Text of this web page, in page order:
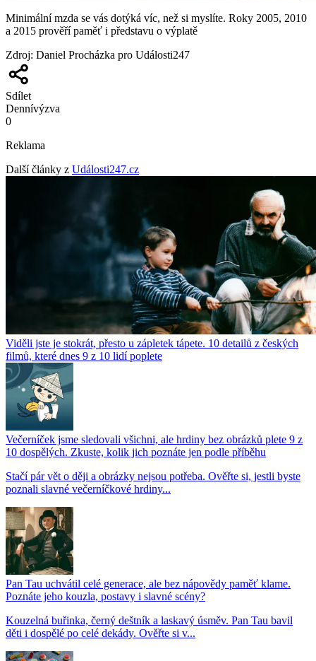
Minimální mzda se vás dotýká víc, než si myslíte. Roky 2005, 2010
a 2015 prověří paměť i představu o výplatě
Zdroj: Daniel Procházka pro Události247
Sdílet
Dennívýzva
0
Reklama
Další články z Události247.cz
Viděli jste je stokrát, přesto u zápletek tápete. 10 detailů z českých
filmů, které dnes 9 z 10 lidí poplete
Večerníček jsme sledovali všichni, ale hrdiny bez obrázků plete 9 z
10 dospělých. Zkuste, kolik jich poznáte jen podle příběhu
Stačí pár vět o ději a obrázky nejsou potřeba. Ověřte si, jestli byste
poznali slavné večerníčkové hrdiny...
Pan Tau uchvátil celé generace, ale bez nápovědy paměť klame.
Poznáte jeho kouzla, postavy i slavné scény?
Kouzelná buřinka, černý deštník a laskavý úsměv. Pan Tau bavil
děti i dospělé po celé dekády. Ověřte si v...